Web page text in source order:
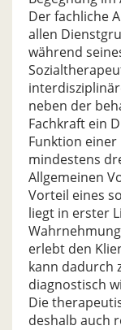
Der fachliche
allen
während
neben der
Fachkraft ein
Funktion
mindestens
Allgemeinen
Vorteil eines
liegt in erster
erlebt den
kann dadurch
diagnostisch
Die
deshalb auch